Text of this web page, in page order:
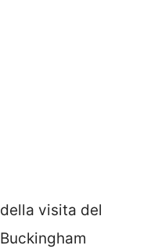
visita del